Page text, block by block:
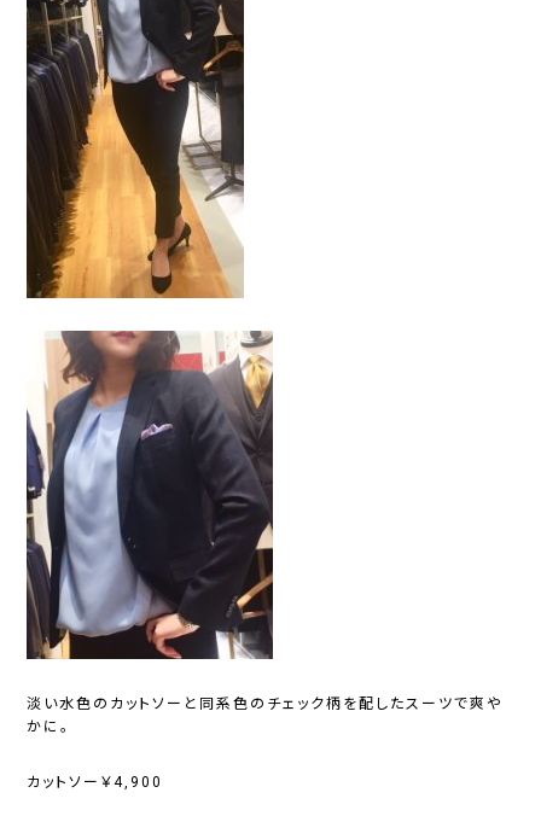
淡い水色のカットソーと同系色のチェック柄を配したスーツで爽や
かに。
カットソー￥4,900